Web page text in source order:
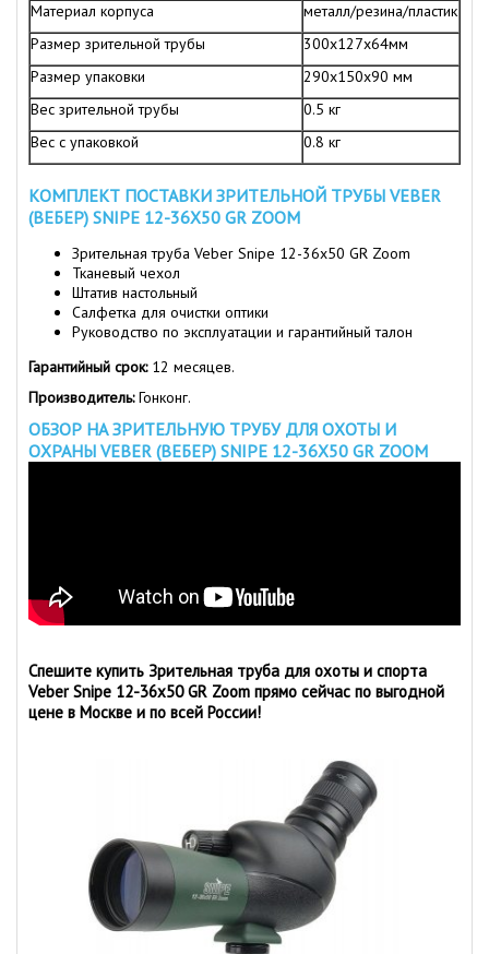
Материал корпуса
металл/резина/пластик
Размер зрительной трубы
300х127х64мм
Размер упаковки
290х150х90 мм
Вес зрительной трубы
0.5 кг
Вес с упаковкой
0.8 кг
КОМПЛЕКТ ПОСТАВКИ ЗРИТЕЛЬНОЙ ТРУБЫ VEBER
(ВЕБЕР) SNIPE 12-36X50 GR ZOOM
Зрительная труба Veber Snipe 12-36x50 GR Zoom
Тканевый чехол
Штатив настольный
Салфетка для очистки оптики
Руководство по эксплуатации и гарантийный талон
Гарантийный срок: 12 месяцев.
Производитель:Гонконг.
ОБЗОР НА ЗРИТЕЛЬНУЮ ТРУБУ ДЛЯ ОХОТЫ И
ОХРАНЫ VEBER (ВЕБЕР) SNIPE 12-36X50 GR ZOOM
Спешите купить Зрительная труба для охоты и спорта
Veber Snipe 12-36x50 GR Zoom прямо сейчас по выгодной
цене в Москве и по всей России!